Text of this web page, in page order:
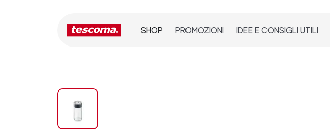
SHOP PROMOZIONI IDEE E CONSIGLI UTILI